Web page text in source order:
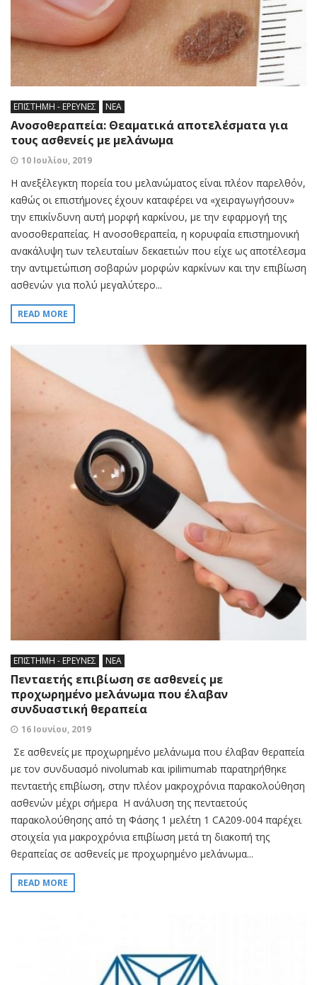
ΕΠΙΣΤΗΜΗ - ΕΡΕΥΝΕΣ ΝΕΑ
Ανοσοθεραπεία: Θεαματικά αποτελέσματα για
τους ασθενείς με μελάνωμα
10 Ιουλίου, 2019
Η ανεξέλεγκτη πορεία του μελανώματος είναι πλέον παρελθόν,
καθώς οι επιστήμονες έχουν καταφέρει να «χειραγωγήσουν»
την επικίνδυνη αυτή μορφή καρκίνου, με την εφαρμογή της
ανοσοθεραπείας. Η ανοσοθεραπεία, η κορυφαία επιστημονική
ανακάλυψη των τελευταίων δεκαετιών που είχε ως αποτέλεσμα
την αντιμετώπιση σοβαρών μορφών καρκίνων και την επιβίωση
ασθενών για πολύ μεγαλύτερο...
READ MORE
ΕΠΙΣΤΗΜΗ - ΕΡΕΥΝΕΣ ΝΕΑ
Πενταετής επιβίωση σε ασθενείς με
προχωρημένο μελάνωμα που έλαβαν
συνδυαστική θεραπεία
16 Ιουνίου, 2019
Σε ασθενείς με προχωρημένο μελάνωμα που έλαβαν θεραπεία
με τον συνδυασμό nivolumab και ipilimumab παρατηρήθηκε
πενταετής επιβίωση, στην πλέον μακροχρόνια παρακολούθηση
ασθενών μέχρι σήμερα Η ανάλυση της πενταετούς
παρακολούθησης από τη Φάσης 1 μελέτη 1 CA209-004 παρέχει
στοιχεία για μακροχρόνια επιβίωση μετά τη διακοπή της
θεραπείας σε ασθενείς με προχωρημένο μελάνωμα...
READ MORE